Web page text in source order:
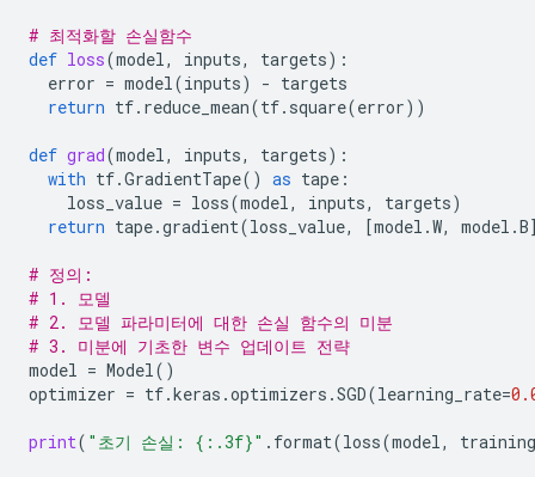
# 최적화할 손실함수
def loss(model, inputs, targets):
error = model(inputs) - targets
return tf. reduce_mean(tf. square(error))
def grad(model, inputs, targets):
with tf.GradientTape() as tape :
loss_value = loss(model, inputs, targets)
return tape.gradient(loss_value, [model .W, model .B
# 정의:
# 1. 모델
# 2. 모델 파라미터에 대한 손실 함수의 미분
# 3. 미분에 기초한 변수 업데이트 전략
model = Model()
optimizer = tf.keras .optimizers .SGD(learning_rate=
print( "초기 손실: {:.3f}" . format(loss(model,